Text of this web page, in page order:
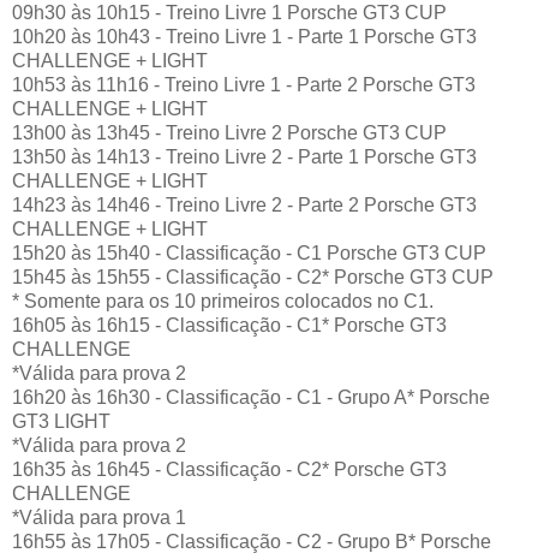
09h30 às 10h15 - Treino Livre 1 Porsche GT3 CUP
10h20 às 10h43 - Treino Livre 1 - Parte 1 Porsche GT3
CHALLENGE + LIGHT
10h53 às 11h16 - Treino Livre 1 - Parte 2 Porsche GT3
CHALLENGE + LIGHT
13h00 às 13h45 - Treino Livre 2 Porsche GT3 CUP
13h50 às 14h13 - Treino Livre 2 - Parte 1 Porsche GT3
CHALLENGE + LIGHT
14h23 às 14h46 - Treino Livre 2 - Parte 2 Porsche GT3
CHALLENGE + LIGHT
15h20 às 15h40 - Classificação - C1 Porsche GT3 CUP
15h45 às 15h55 - Classificação - C2* Porsche GT3 CUP
* Somente para os 10 primeiros colocados no C1.
16h05 às 16h15 - Classificação - C1* Porsche GT3
CHALLENGE
*Válida para prova 2
16h20 às 16h30 - Classificação - C1 - Grupo A* Porsche
GT3 LIGHT
*Válida para prova 2
16h35 às 16h45 - Classificação - C2* Porsche GT3
CHALLENGE
*Válida para prova 1
16h55 às 17h05 - Classificação - C2 - Grupo B* Porsche